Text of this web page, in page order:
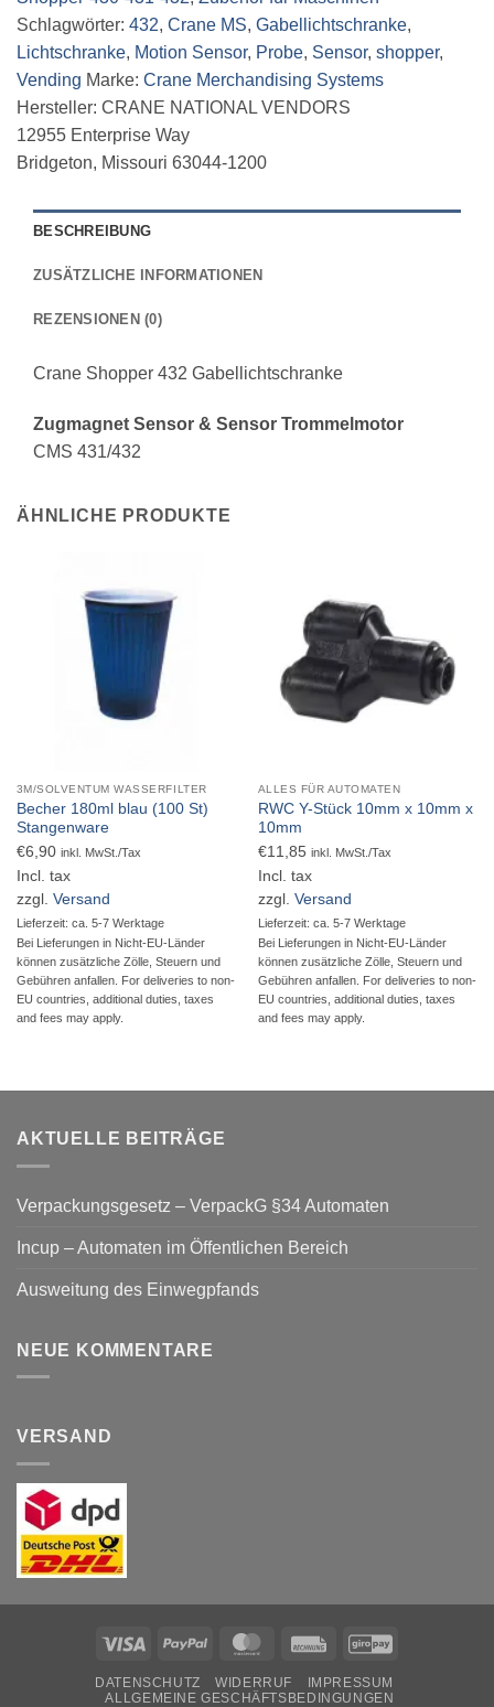
Schlagwörter: 432, Crane MS, Gabellichtschranke,
Lichtschranke, Motion Sensor, Probe, Sensor, shopper,
Vending Marke: Crane Merchandising Systems
Hersteller: CRANE NATIONAL VENDORS
12955 Enterprise Way
Bridgeton, Missouri 63044-1200
BESCHREIBUNG
ZUSÄTZLICHE INFORMATIONEN
REZENSIONEN (0)
Crane Shopper 432 Gabellichtschranke
Zugmagnet Sensor & Sensor Trommelmotor
CMS 431/432
ÄHNLICHE PRODUKTE
3M/SOLVENTUM WASSERFILTER
Becher 180ml blau (100 St)
Stangenware
€6,90 inkl. MwSt./Tax
Incl. tax
zzgl. Versand
Lieferzeit: ca. 5-7 Werktage
Bei Lieferungen in Nicht-EU-Länder
können zusätzliche Zölle, Steuern und
Gebühren anfallen. For deliveries to non-
EU countries, additional duties, taxes
and fees may apply.
ALLES FÜR AUTOMATEN
RWC Y-Stück 10mm x 10mm x
10mm
€11,85 inkl. MwSt./Tax
Incl. tax
zzgl. Versand
Lieferzeit: ca. 5-7 Werktage
Bei Lieferungen in Nicht-EU-Länder
können zusätzliche Zölle, Steuern und
Gebühren anfallen. For deliveries to non-
EU countries, additional duties, taxes
and fees may apply.
AKTUELLE BEITRÄGE
Verpackungsgesetz – VerpackG §34 Automaten
Incup – Automaten im Öffentlichen Bereich
Ausweitung des Einwegpfands
NEUE KOMMENTARE
VERSAND
Visa PayPal MasterCardRechungGiroPay
DATENSCHUTZ WIDERRUF
IMPRESSUM
ALLGEMEINE GESCHÄFTSBEDINGUNGEN